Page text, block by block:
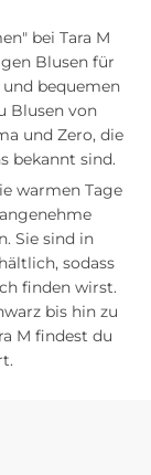
bei Tara M
Blusen für
bequemen
Blusen von
und Zero, die
bekannt sind.
warmen Tage
Sie sind in
sodass
finden wirst.
bis hin zu
M findest du